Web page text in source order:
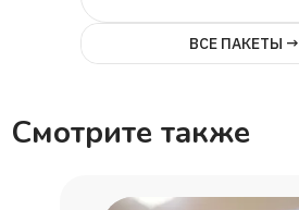
ВСЕ ПАКЕТЫ →
Смотрите также